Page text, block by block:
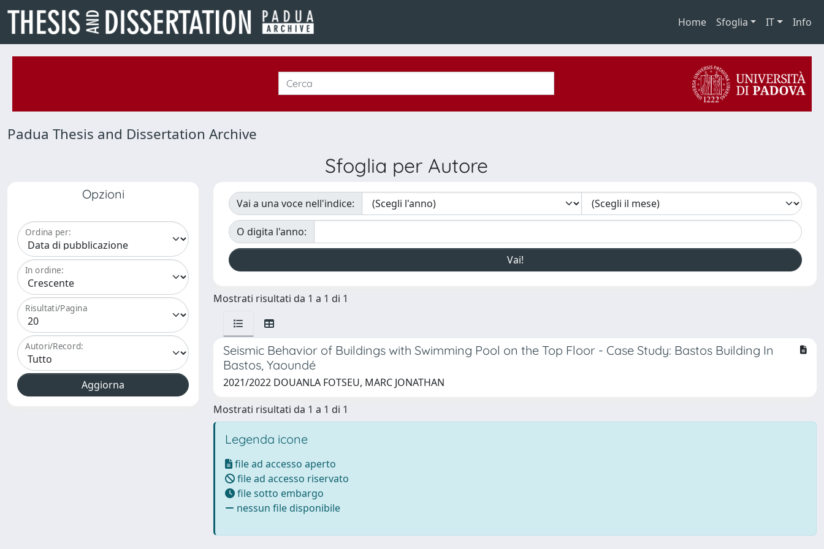
Home Sfoglia IT Info
Padua Thesis and Dissertation Archive
Sfoglia per Autore
Opzioni
Ordina per:
In ordine:
Risultati/Pagina
Autori/Record:
Vai a una voce nell'indice:
O digita l'anno:
Mostrati risultati da 1 a 1 di 1
Seismic Behavior of Buildings with Swimming Pool on the Top Floor - Case Study: Bastos Building In
Bastos, Yaoundé
2021/2022 DOUANLA FOTSEU, MARC JONATHAN
Mostrati risultati da 1 a 1 di 1
Legenda icone
file ad accesso aperto
file ad accesso riservato
file sotto embargo
nessun file disponibile